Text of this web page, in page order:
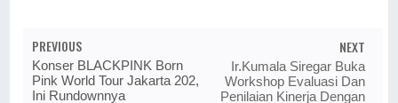
PREVIOUS
Konser BLACKPINK Born
Pink World Tour Jakarta 202,
Ini Rundownnya
NEXT
Ir.Kumala Siregar Buka
Workshop Evaluasi Dan
Penilaian Kinerja Dengan